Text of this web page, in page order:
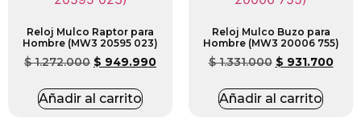
Reloj Mulco Raptor para
Hombre (MW3 20595 023)
$1.272.000 $ 949.990
Añadir al carrito
Reloj Mulco Buzo para
Hombre (MW3 20006 755)
$1.331.000 $ 931.700
Añadir al carrito